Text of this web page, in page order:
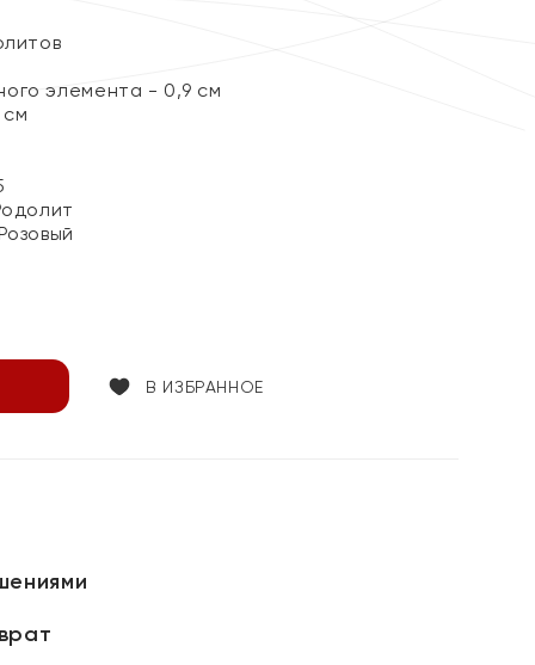
элемента - 0,9 см
В ИЗБРАННОЕ